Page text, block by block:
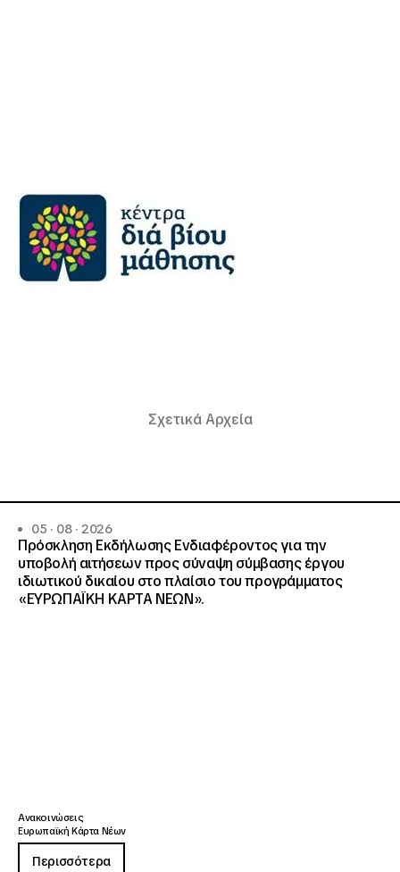
Σχετικά Αρχεία
05 · 08 · 2026
Πρόσκληση Εκδήλωσης Ενδιαφέροντος για την
υποβολή αιτήσεων προς σύναψη σύμβασης έργου
ιδιωτικού δικαίου στο πλαίσιο του προγράμματος
«ΕΥΡΩΠΑΪΚΗ ΚΑΡΤΑ ΝΕΩΝ».
Ανακοινώσεις
Ευρωπαϊκή Κάρτα Νέων
Περισσότερα